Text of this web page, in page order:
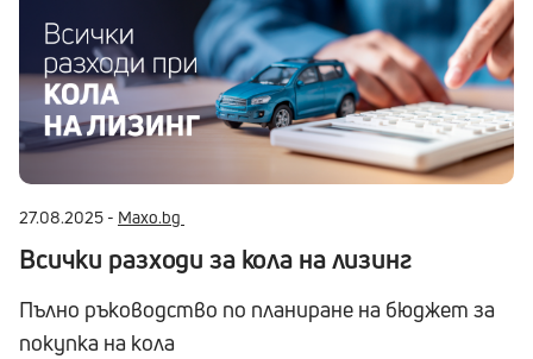
27.08.2025 - Maxo.bg
Всички разходи за кола на лизинг
Пълно ръководство по планиране на бюджет за
покупка на кола